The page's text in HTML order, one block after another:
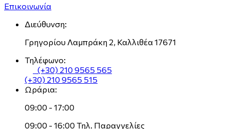
Επικοινωνία
Διεύθυνση:
Γρηγορίου Λαμπράκη 2, Καλλιθέα 17671
Τηλέφωνο:
(+30) 210 9565 565
(+30) 210 9565 515
Ωράρια:
09:00 - 17:00
09:00 - 16:00 Τηλ. Παραγγελίες